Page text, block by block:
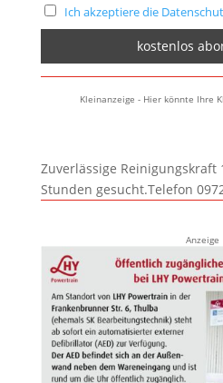
Ich akzeptiere die
Kleinanzeige - Hier könnte Ihre
Zuverlässige
Stunden gesucht.Telefon
Anzeige